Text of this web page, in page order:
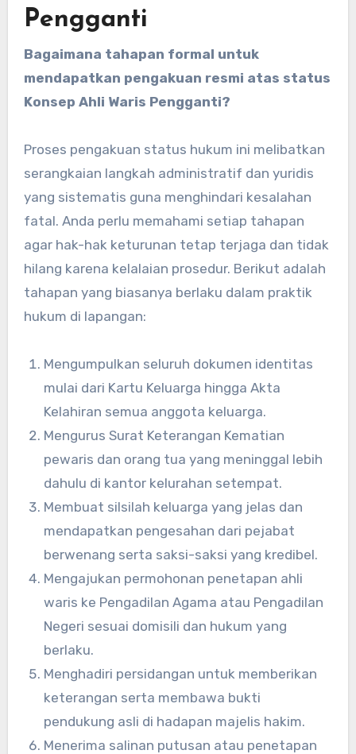
Pengganti
Bagaimana tahapan formal untuk
mendapatkan pengakuan resmi atas status
Konsep Ahli Waris Pengganti?
Proses pengakuan status hukum ini melibatkan
serangkaian langkah administratif dan yuridis
yang sistematis guna menghindari kesalahan
fatal. Anda perlu memahami setiap tahapan
agar hak-hak keturunan tetap terjaga dan tidak
hilang karena kelalaian prosedur. Berikut adalah
tahapan yang biasanya berlaku dalam praktik
hukum di lapangan:
Mengumpulkan seluruh dokumen identitas
mulai dari Kartu Keluarga hingga Akta
Kelahiran semua anggota keluarga.
Mengurus Surat Keterangan Kematian
pewaris dan orang tua yang meninggal lebih
dahulu di kantor kelurahan setempat.
Membuat silsilah keluarga yang jelas dan
mendapatkan pengesahan dari pejabat
berwenang serta saksi-saksi yang kredibel.
Mengajukan permohonan penetapan ahli
waris ke Pengadilan Agama atau Pengadilan
Negeri sesuai domisili dan hukum yang
berlaku.
Menghadiri persidangan untuk memberikan
keterangan serta membawa bukti
pendukung asli di hadapan majelis hakim.
Menerima salinan putusan atau penetapan